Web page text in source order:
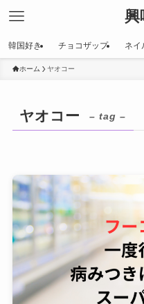
興
韓国好き チョコザップ ネイ
ホーム ヤオコー
ヤオコー – tag –